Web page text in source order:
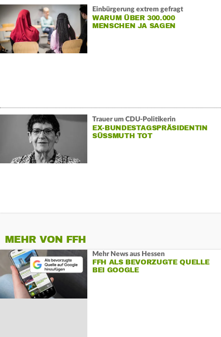
Einbürgerung extrem gefragt
WARUM ÜBER 300.000
MENSCHEN JA SAGEN
Trauer um CDU-Politikerin
EX-BUNDESTAGSPRÄSIDENTIN
SÜSSMUTH TOT
MEHR VON FFH
Mehr News aus Hessen
FFH ALS BEVORZUGTE QUELLE
BEI GOOGLE